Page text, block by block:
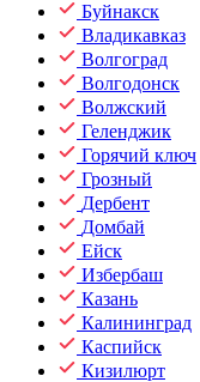
Буйнакск
Владикавказ
Волгоград
Волгодонск
Волжский
Геленджик
Горячий ключ
Грозный
Дербент
Домбай
Ейск
Избербаш
Казань
Калининград
Каспийск
Кизилюрт